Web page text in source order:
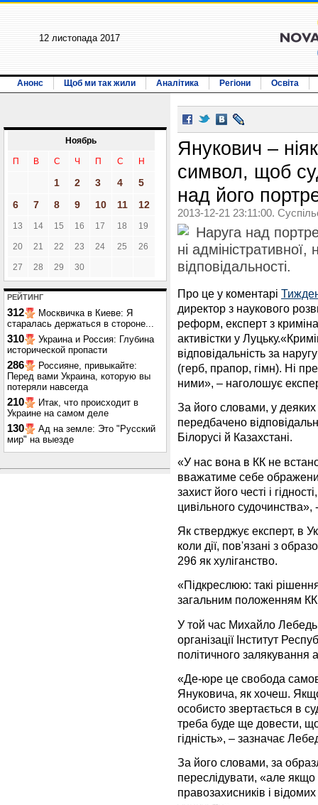
12 листопада 2017
Анонс Щоб ми так жили Аналітика Регіони Освіта
Ноябрь
П В С Ч П С Н
1 2 3 4
5
6
7 8 9 10 11 12
13 14 15 16 17 18 19
20 21 22 23 24 25 26
27 28 29 30
РЕЙТИНГ
312
Москвичка в Киеве: Я
старалась держаться в стороне...
310
Украина и Россия: Глубина
исторической пропасти
286
Россияне, привыкайте:
Перед вами Украина, которую вы
потеряли навсегда
210
Итак, что происходит в
Украине на самом деле
130
Ад на земле: Это "Русский
мир" на выезде
Янукович –
символ, щоб
над його
2013-12-21 23:11:00.
Наруга над
ні адміністративної,
відповідальності.
Про це у коментарі
директор з наукового
реформ, експерт з
активістки у
відповідальність за
(герб, прапор, гімн). Ні
ними», – наголошує
За його словами, у
передбачено
Білорусі й Казахстані.
«У нас вона в КК не
вважатиме себе
захист його честі і
цивільного
Як стверджує експерт, в
коли дії, пов'язані з
296 як хуліганство.
«Підкреслюю: такі
загальним положенням КК
У той час Михайло
організації Інститут
політичного залякування
«Де-юре це свобода
Януковича, як хочеш.
особисто звертається в
треба буде ще довести, що
гідність», – зазначає
За його словами, за
переслідувати, «але якщо
правозахисників і